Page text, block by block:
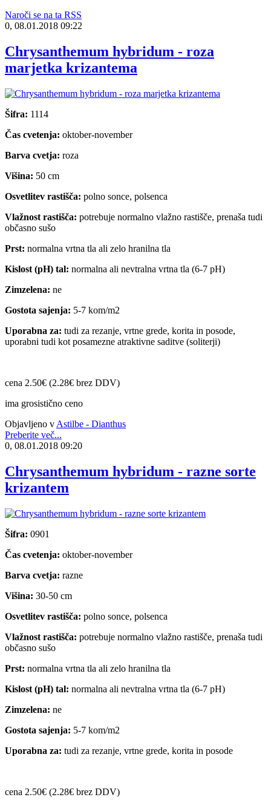
Naroči se na ta RSS
0, 08.01.2018 09:22
Chrysanthemum hybridum - roza
marjetka krizantema
Šifra: 1114
Čas cvetenja: oktober-november
Barva cvetja: roza
Višina: 50 cm
Osvetlitev rastišča: polno sonce, polsenca
Vlažnost rastišča: potrebuje normalno vlažno rastišče, prenaša tudi
občasno sušo
Prst: normalna vrtna tla ali zelo hranilna tla
Kislost (pH) tal: normalna ali nevtralna vrtna tla (6-7 pH)
Zimzelena: ne
Gostota sajenja: 5-7 kom/m2
Uporabna za: tudi za rezanje, vrtne grede, korita in posode,
uporabni tudi kot posamezne atraktivne saditve (soliterji)
cena 2.50€ (2.28€ brez DDV)
ima grosistično ceno
Objavljeno v Astilbe - Dianthus
Preberite več...
0, 08.01.2018 09:20
Chrysanthemum hybridum - razne sorte
krizantem
Šifra: 0901
Čas cvetenja: oktober-november
Barva cvetja: razne
Višina: 30-50 cm
Osvetlitev rastišča: polno sonce, polsenca
Vlažnost rastišča: potrebuje normalno vlažno rastišče, prenaša tudi
občasno sušo
Prst: normalna vrtna tla ali zelo hranilna tla
Kislost (pH) tal: normalna ali nevtralna vrtna tla (6-7 pH)
Zimzelena: ne
Gostota sajenja: 5-7 kom/m2
Uporabna za: tudi za rezanje, vrtne grede, korita in posode
cena 2.50€ (2.28€ brez DDV)